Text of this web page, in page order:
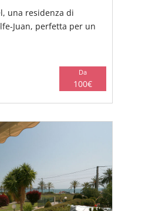
una residenza di
Juan, perfetta per un
Da
100€